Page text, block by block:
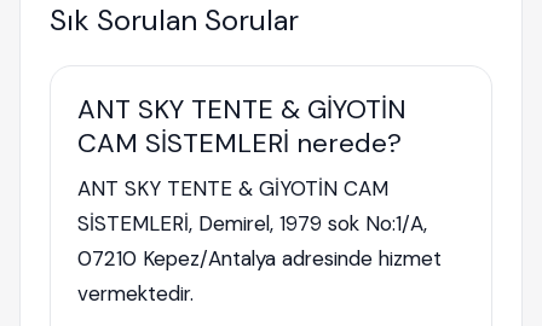
Sık Sorulan Sorular
ANT SKY TENTE & GİYOTİN
CAM SİSTEMLERİ nerede?
ANT SKY TENTE & GİYOTİN CAM
SİSTEMLERİ, Demirel, 1979 sok No:1/A,
07210 Kepez/Antalya adresinde hizmet
vermektedir.